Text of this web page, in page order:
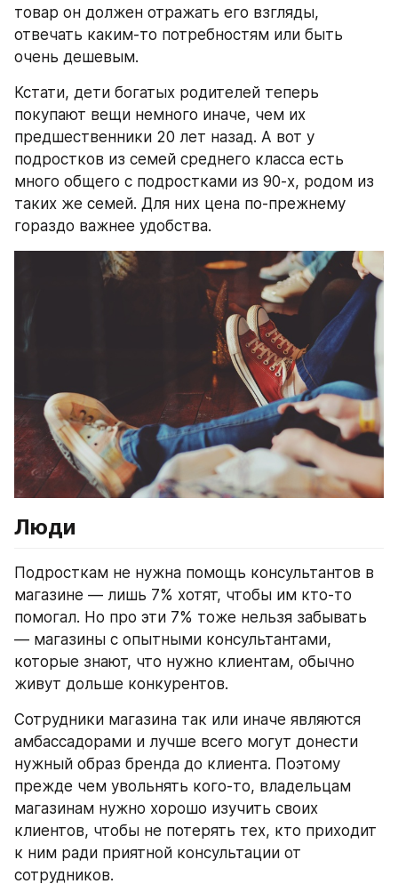
товар он должен отражать его взгляды,
отвечать каким-то потребностям или быть
очень дешевым.
Кстати, дети богатых родителей теперь
покупают вещи немного иначе, чем их
предшественники 20 лет назад. А вот у
подростков из семей среднего класса есть
много общего с подростками из 90-х, родом из
таких же семей. Для них цена по-прежнему
гораздо важнее удобства.
Люди
Подросткам не нужна помощь консультантов в
магазине — лишь 7% хотят, чтобы им кто-то
помогал. Но про эти 7% тоже нельзя забывать
— магазины с опытными консультантами,
которые знают, что нужно клиентам, обычно
живут дольше конкурентов.
Сотрудники магазина так или иначе являются
амбассадорами и лучше всего могут донести
нужный образ бренда до клиента. Поэтому
прежде чем увольнять кого-то, владельцам
магазинам нужно хорошо изучить своих
клиентов, чтобы не потерять тех, кто приходит
к ним ради приятной консультации от
сотрудников.